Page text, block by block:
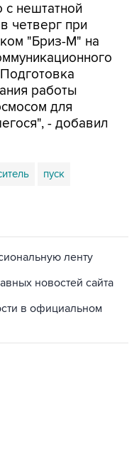
с нештатной
четверг при
"Бриз-М" на
работы
для
- добавил
пуск
ленту
новостей сайта
в официальном